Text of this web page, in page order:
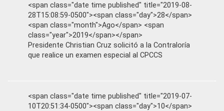
<span class="date time published" title="2019-08-
28T15:08:59-0500"><span class="day">28</span>
<span class="month">Ago</span> <span
class="year">2019</span></span>
Presidente Christian Cruz solicitó a la Contraloría
que realice un examen especial al CPCCS
<span class="date time published" title="2019-07-
10T20:51:34-0500"><span class="day">10</span>